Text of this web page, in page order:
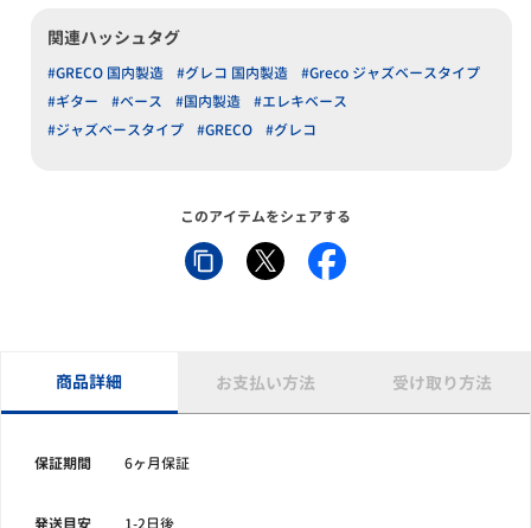
関連ハッシュタグ
#GRECO 国内製造 #グレコ 国内製造
#Greco ジャズベースタイプ
#ギター
#ベース #国内製造
#エレキベース
#ジャズベースタイプ
#GRECO #グレコ
このアイテムをシェアする
商品詳細 お支払い方法 受け取り方法
保証期間 6ヶ月保証
発送目安 1-2日後